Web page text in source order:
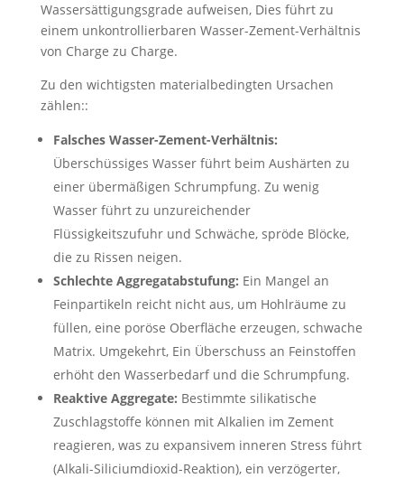
Wassersättigungsgrade aufweisen, Dies führt zu
einem unkontrollierbaren Wasser-Zement-Verhältnis
von Charge zu Charge.
Zu den wichtigsten materialbedingten Ursachen
zählen::
Falsches Wasser-Zement-Verhältnis:
Überschüssiges Wasser führt beim Aushärten zu
einer übermäßigen Schrumpfung. Zu wenig
Wasser führt zu unzureichender
Flüssigkeitszufuhr und Schwäche, spröde Blöcke,
die zu Rissen neigen.
Schlechte Aggregatabstufung: Ein Mangel an
Feinpartikeln reicht nicht aus, um Hohlräume zu
füllen, eine poröse Oberfläche erzeugen, schwache
Matrix. Umgekehrt, Ein Überschuss an Feinstoffen
erhöht den Wasserbedarf und die Schrumpfung.
Reaktive Aggregate: Bestimmte silikatische
Zuschlagstoffe können mit Alkalien im Zement
reagieren, was zu expansivem inneren Stress führt
(Alkali-Siliciumdioxid-Reaktion), ein verzögerter,